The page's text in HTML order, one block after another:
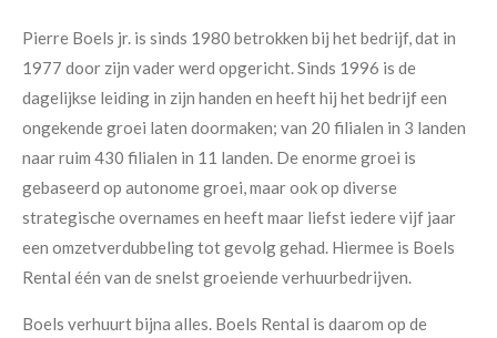
Pierre Boels jr. is sinds 1980 betrokken bij het bedrijf, dat in
1977 door zijn vader werd opgericht. Sinds 1996 is de
dagelijkse leiding in zijn handen en heeft hij het bedrijf een
ongekende groei laten doormaken; van 20 filialen in 3 landen
naar ruim 430 filialen in 11 landen. De enorme groei is
gebaseerd op autonome groei, maar ook op diverse
strategische overnames en heeft maar liefst iedere vijf jaar
een omzetverdubbeling tot gevolg gehad. Hiermee is Boels
Rental één van de snelst groeiende verhuurbedrijven.
Boels verhuurt bijna alles. Boels Rental is daarom op de